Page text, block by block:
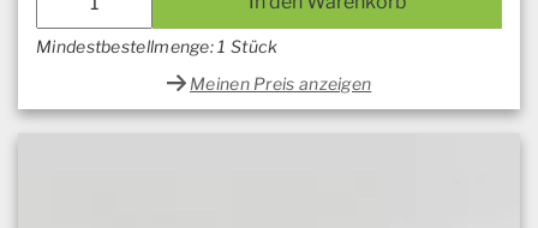
Mindestbestellmenge: 1 Stück
Meinen Preis anzeigen